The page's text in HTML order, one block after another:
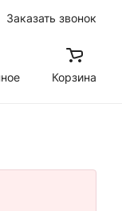
Заказать звонок
Корзина